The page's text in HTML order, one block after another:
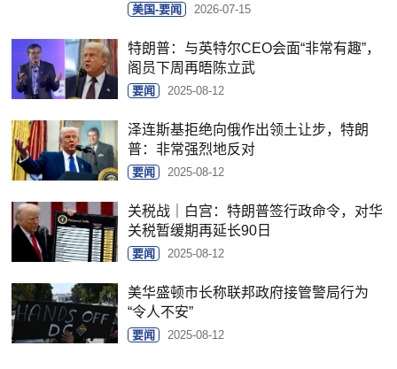
美国-要闻 2026-07-15
特朗普：与英特尔CEO会面“非常有趣”，
阁员下周再晤陈立武
要闻 2025-08-12
泽连斯基拒绝向俄作出领土让步，特朗
普：非常强烈地反对
要闻 2025-08-12
关税战｜白宫：特朗普签行政命令，对华
关税暂缓期再延长90日
要闻 2025-08-12
美华盛顿市长称联邦政府接管警局行为
“令人不安”
要闻 2025-08-12